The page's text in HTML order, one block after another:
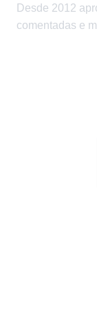
Desde 2012
comentadas e